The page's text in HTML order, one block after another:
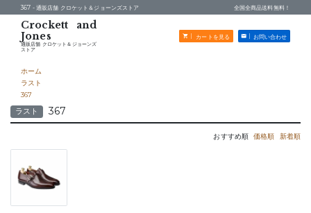
通販店舗 クロケット＆ジョーンズ
ストア
カートを見る お問い合わせ
367 - 通販店舗 クロケット＆ジョーンズストア 全国全商品送料無料！
ホーム
ラスト
367
ラスト 367
おすすめ順 価格順 新着順